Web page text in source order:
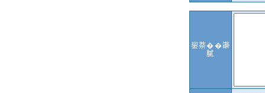
鋆萘��讛
膩